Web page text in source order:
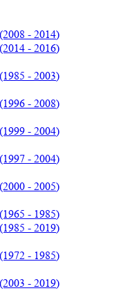
- 2014)
- 2016)
- 2003)
- 2008)
- 2004)
- 2004)
- 2005)
- 1985)
- 2019)
- 1985)
- 2019)